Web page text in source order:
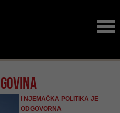
I NJEMAČKA POLITIKA JE
ODGOVORNA